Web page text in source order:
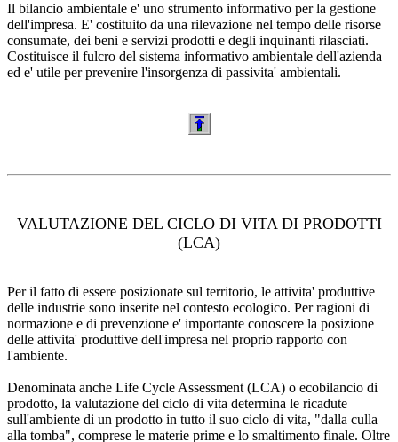
Il bilancio ambientale e' uno strumento informativo per la gestione
dell'impresa. E' costituito da una rilevazione nel tempo delle risorse
consumate, dei beni e servizi prodotti e degli inquinanti rilasciati.
Costituisce il fulcro del sistema informativo ambientale dell'azienda
ed e' utile per prevenire l'insorgenza di passivita' ambientali.
VALUTAZIONE DEL CICLO DI VITA DI PRODOTTI
(LCA)
Per il fatto di essere posizionate sul territorio, le attivita' produttive
delle industrie sono inserite nel contesto ecologico. Per ragioni di
normazione e di prevenzione e' importante conoscere la posizione
delle attivita' produttive dell'impresa nel proprio rapporto con
l'ambiente.
Denominata anche Life Cycle Assessment (LCA) o ecobilancio di
prodotto, la valutazione del ciclo di vita determina le ricadute
sull'ambiente di un prodotto in tutto il suo ciclo di vita, "dalla culla
alla tomba", comprese le materie prime e lo smaltimento finale. Oltre